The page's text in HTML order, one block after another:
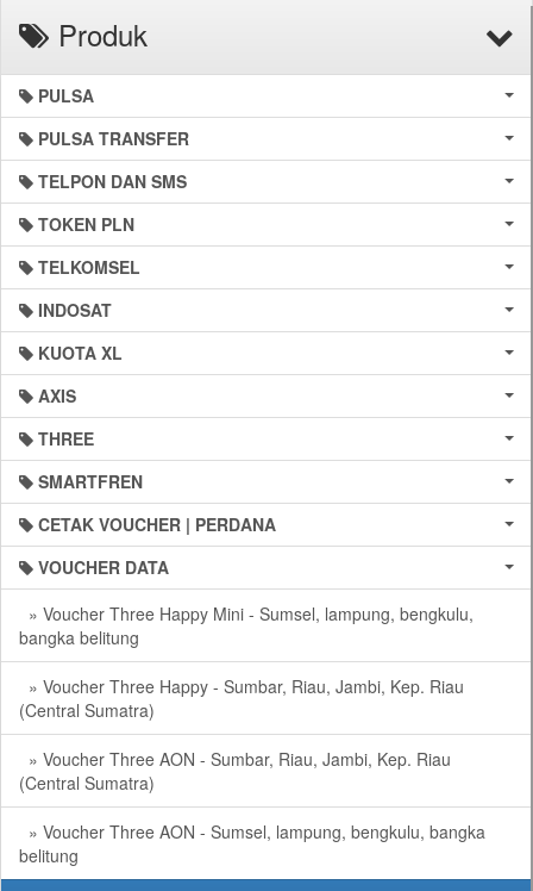
Produk
PULSA
PULSA TRANSFER
TELPON DAN SMS
TOKEN PLN
TELKOMSEL
INDOSAT
KUOTA XL
AXIS
THREE
SMARTFREN
CETAK VOUCHER | PERDANA
VOUCHER DATA
» Voucher Three Happy Mini - Sumsel, lampung, bengkulu,
bangka belitung
» Voucher Three Happy - Sumbar, Riau, Jambi, Kep. Riau
(Central Sumatra)
» Voucher Three AON - Sumbar, Riau, Jambi, Kep. Riau
(Central Sumatra)
» Voucher Three AON - Sumsel, lampung, bengkulu, bangka
belitung